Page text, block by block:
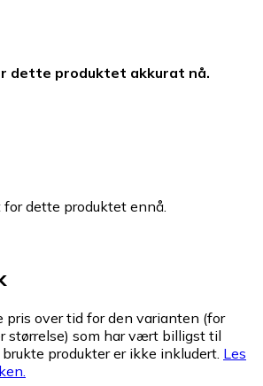
dette produktet akkurat nå.
dette produktet ennå.
pris over tid for den varianten (for
størrelse) som har vært billigst til
produkter er ikke inkludert. Les